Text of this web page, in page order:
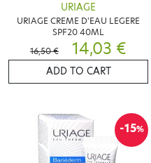
URIAGE
URIAGE CREME D'EAU LEGERE
SPF20 40ML
16,50 €
14,03 €
ADD TO CART
-15%